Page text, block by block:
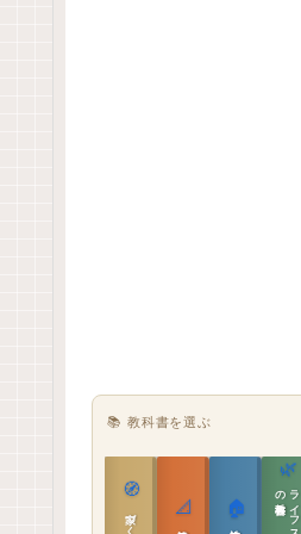
📚 教科書を選ぶ
🧭
📐
実施設計の教科書
🏠
性能設計の教科書
🌿
教科書